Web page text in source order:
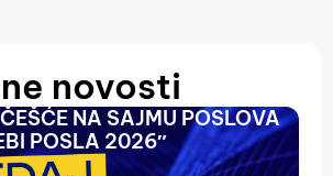
novosti
NA SAJMU POSLOVA
POSLA 2026″